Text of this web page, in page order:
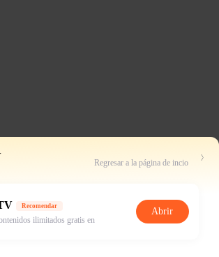
Regresar a la página de incio
Recomendar
ilimitados gratis en
Abrir